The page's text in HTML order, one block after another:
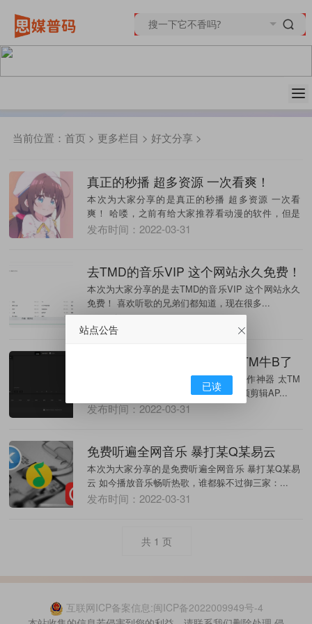
当前位置：首页 > 更多栏目 > 好文分享 >
真正的秒播 超多资源 一次看爽！
本次为大家分享的是真正的秒播 超多资源 一次看
爽！ 哈喽，之前有给大家推荐看动漫的软件，但是
有...
发布时间：2022-03-31
去TMD的音乐VIP 这个网站永久免费！
本次为大家分享的是去TMD的音乐VIP 这个网站永久
免费！ 喜欢听歌的兄弟们都知道，现在很多...
发布时间：2022-03-31
腾讯新出的视频制作神器 太TM牛B了
本次为大家分享的是腾讯新出的视频制作神器 太TM
牛逼B了 现在短视频行业真吃香，在视频剪辑AP...
发布时间：2022-03-31
免费听遍全网音乐 暴打某Q某易云
本次为大家分享的是免费听遍全网音乐 暴打某Q某易
云 如今播放音乐畅听热歌，谁都躲不过御三家：...
发布时间：2022-03-31
共 1 页
互联网ICP备案信息:闽ICP备2022009949号-4
站点公告
已读